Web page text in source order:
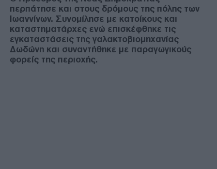
περπάτησε και στους δρόμους της πόλης των
Ιωαννίνων. Συνομίλησε με κατοίκους και
καταστηματάρχες ενώ επισκέφθηκε τις
εγκαταστάσεις της γαλακτοβιομηχανίας
Δωδώνη και συναντήθηκε με παραγωγικούς
φορείς της περιοχής.